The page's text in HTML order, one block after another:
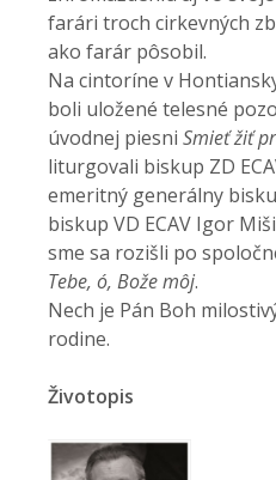
farári troch cirkevných
ako farár pôsobil.
Na cintoríne v
boli uložené telesné
úvodnej piesni Smieť žiť
liturgovali biskup ZD
emeritný generálny
biskup VD ECAV Igor
sme sa rozišli po
Tebe, ó, Bože môj.
Nech je Pán Boh
rodine.
Životopis